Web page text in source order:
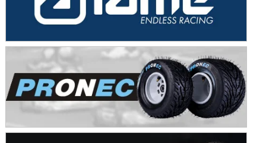
PATAGONICO - F6
Moto Club Reginense (Tierra)
Juventud Unida (Tierra)
Humboldt (Santa Fe)
NORESTE SANTAFESINO - F6
Ciudad de Avellaneda (Asfalto)
Avellaneda (Santa Fe)